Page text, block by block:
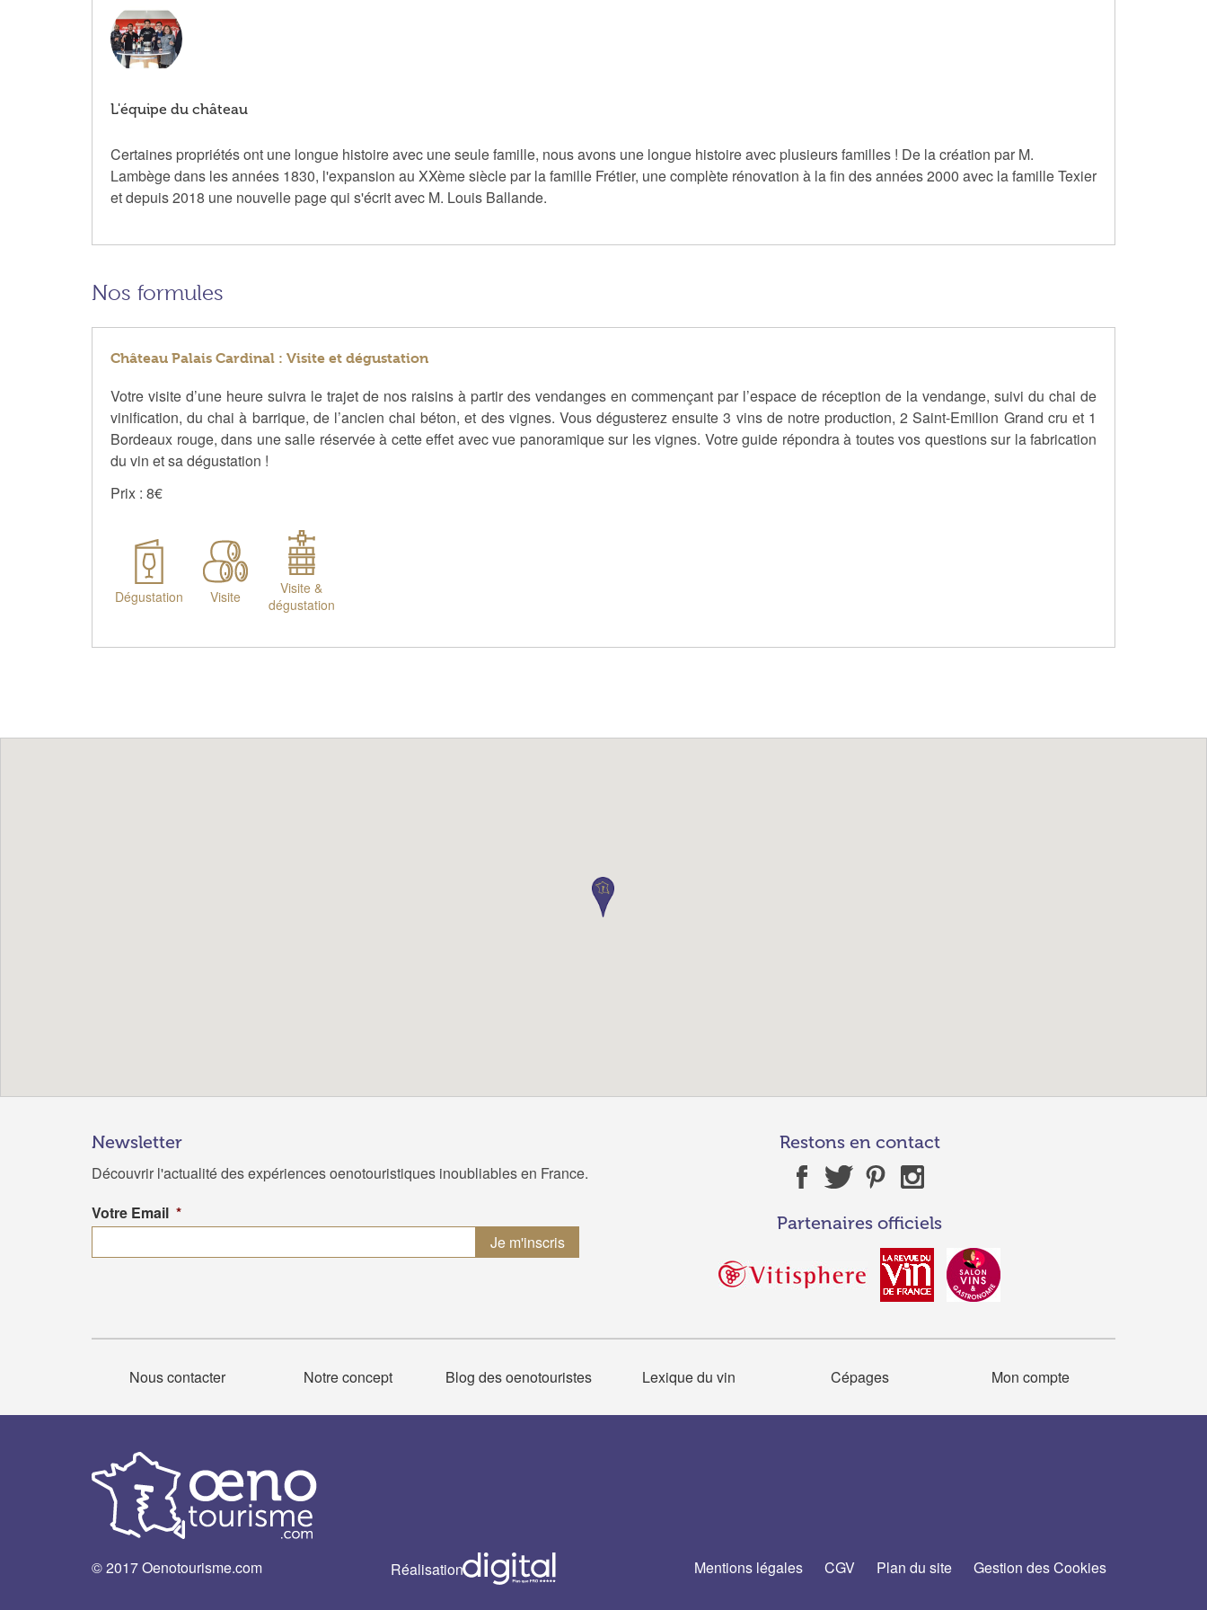
L'équipe du château
Certaines propriétés ont une longue histoire avec une seule famille, nous avons une longue histoire avec plusieurs familles ! De la création par M.
Lambège dans les années 1830, l'expansion au XXème siècle par la famille Frétier, une complète rénovation à la fin des années 2000 avec la famille Texier
et depuis 2018 une nouvelle page qui s'écrit avec M. Louis Ballande.
Nos formules
Château Palais Cardinal : Visite et dégustation
Votre visite d’une heure suivra le trajet de nos raisins à partir des vendanges en commençant par l’espace de réception de la vendange, suivi du chai de
vinification, du chai à barrique, de l’ancien chai béton, et des vignes. Vous dégusterez ensuite 3 vins de notre production, 2 Saint-Emilion Grand cru et 1
Bordeaux rouge, dans une salle réservée à cette effet avec vue panoramique sur les vignes. Votre guide répondra à toutes vos questions sur la fabrication
du vin et sa dégustation !
Prix : 8€
Dégustation Visite
Visite &
dégustation
Newsletter
Découvrir l'actualité des expériences oenotouristiques inoubliables en France.
Votre Email *
Restons en contact
Partenaires officiels
Nous contacter Notre concept Blog des oenotouristes Lexique du vin Cépages Mon compte
© 2017 Oenotourisme.com Réalisation Mentions légales CGV Plan du site Gestion des Cookies